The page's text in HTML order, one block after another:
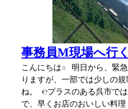
事務員M現場へ行
こんにちは☆ 明日から、緊
りますが、一部では少しの
ね。 ℮プラスのある呉市で
で、早くお店のおいしい料